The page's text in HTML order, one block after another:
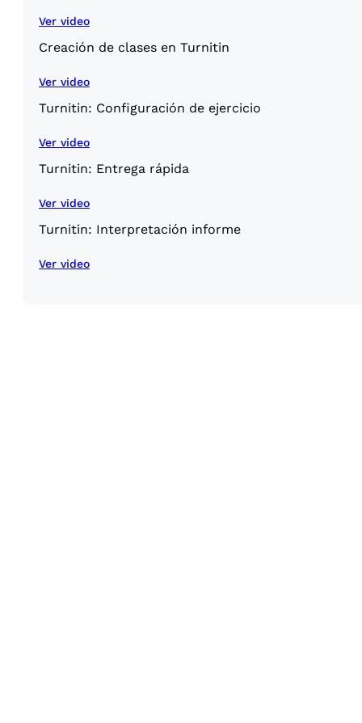
Ver video
Creación de clases en Turnitin
Ver video
Turnitin: Configuración de ejercicio
Ver video
Turnitin: Entrega rápida
Ver video
Turnitin: Interpretación informe
Ver video